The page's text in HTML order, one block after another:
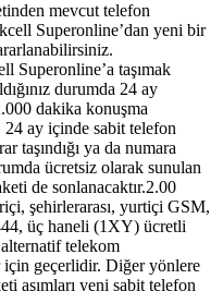
mevcut telefon
Superonline’dan yeni bir
Superonline’a taşımak
durumda 24 ay
dakika konuşma
24 ay içinde sabit telefon
taşındığı ya da numara
ücretsiz olarak sunulan
de sonlanacaktır.2.00
şehirlerarası, yurtiçi GSM,
üç haneli (1XY) ücretli
telekom
için geçerlidir. Diğer yönlere
aşımları yeni sabit telefon